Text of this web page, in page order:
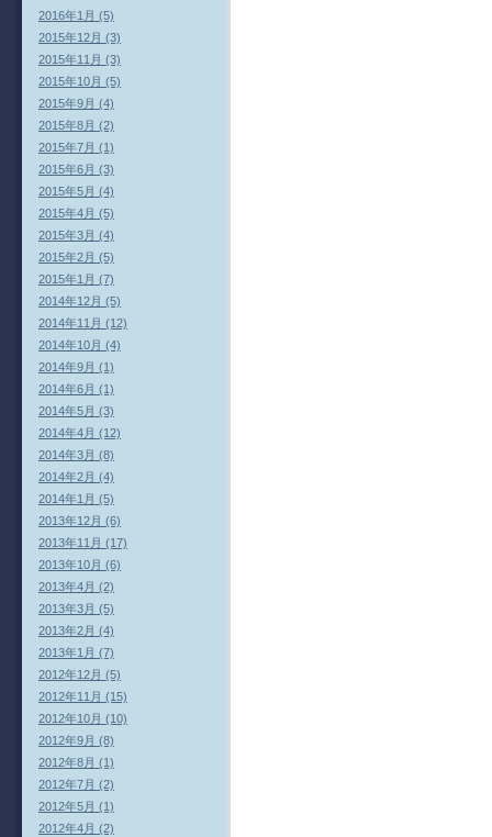
2016年1月 (5)
2015年12月 (3)
2015年11月 (3)
2015年10月 (5)
2015年9月 (4)
2015年8月 (2)
2015年7月 (1)
2015年6月 (3)
2015年5月 (4)
2015年4月 (5)
2015年3月 (4)
2015年2月 (5)
2015年1月 (7)
2014年12月 (5)
2014年11月 (12)
2014年10月 (4)
2014年9月 (1)
2014年6月 (1)
2014年5月 (3)
2014年4月 (12)
2014年3月 (8)
2014年2月 (4)
2014年1月 (5)
2013年12月 (6)
2013年11月 (17)
2013年10月 (6)
2013年4月 (2)
2013年3月 (5)
2013年2月 (4)
2013年1月 (7)
2012年12月 (5)
2012年11月 (15)
2012年10月 (10)
2012年9月 (8)
2012年8月 (1)
2012年7月 (2)
2012年5月 (1)
2012年4月 (2)